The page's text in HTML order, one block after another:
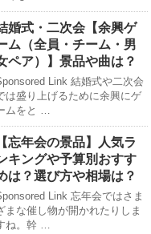
婚式・二次会【余興ゲ
ム（全員・チーム・男
ペア）】景品や曲は？
Link 結婚式や二次会
は盛り上げるために余興にゲ
ムをと …
【忘年会の景品】人気ラ
キングや予算別おすす
は？選び方や相場は？
Link 忘年会ではさま
まな催し物が開かれたりしま
ね。幹 …